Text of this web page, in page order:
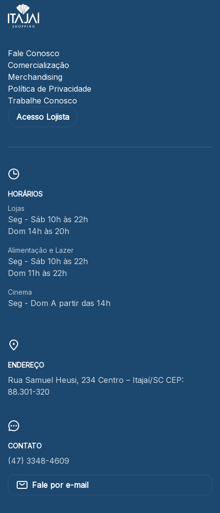
CONTATO
(47) 3348-4609
Vitrine virtual
Fale Conosco
Comercialização
Merchandising
Política de Privacidade
Trabalhe Conosco
Acesso Lojista
HORÁRIOS
Lojas
Seg - Sáb 10h às 22h
Dom 14h às 20h
Alimentação e Lazer
Seg - Sáb 10h às 22h
Dom 11h às 22h
Cinema
Seg - Dom A partir das 14h
ENDEREÇO
Rua Samuel Heusi, 234 Centro – Itajaí/SC CEP:
88.301-320
CONTATO
(47) 3348-4609
Fale por e-mail